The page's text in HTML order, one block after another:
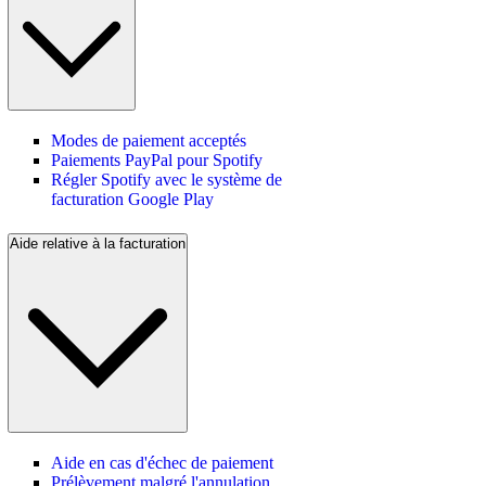
Modes de paiement acceptés
Paiements PayPal pour Spotify
Régler Spotify avec le système de
facturation Google Play
Aide relative à la facturation
Aide en cas d'échec de paiement
Prélèvement malgré l'annulation